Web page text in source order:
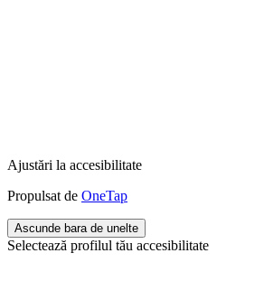
Ajustări la accesibilitate
Propulsat de OneTap
Ascunde bara de unelte
Selectează profilul tău accesibilitate